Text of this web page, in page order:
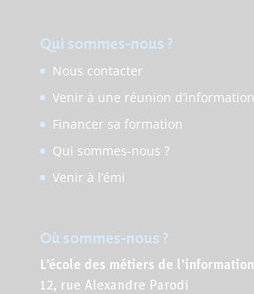
Qui sommes-nous ?
Nous contacter
Venir à une réunion d’information
Financer sa formation
Qui sommes-nous ?
Venir à l’émi
Où sommes-nous ?
L’école des métiers de l’information
12, rue Alexandre Parodi